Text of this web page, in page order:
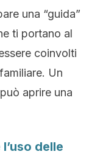
una “guida”
ti portano al
coinvolti
Un
può aprire una
delle